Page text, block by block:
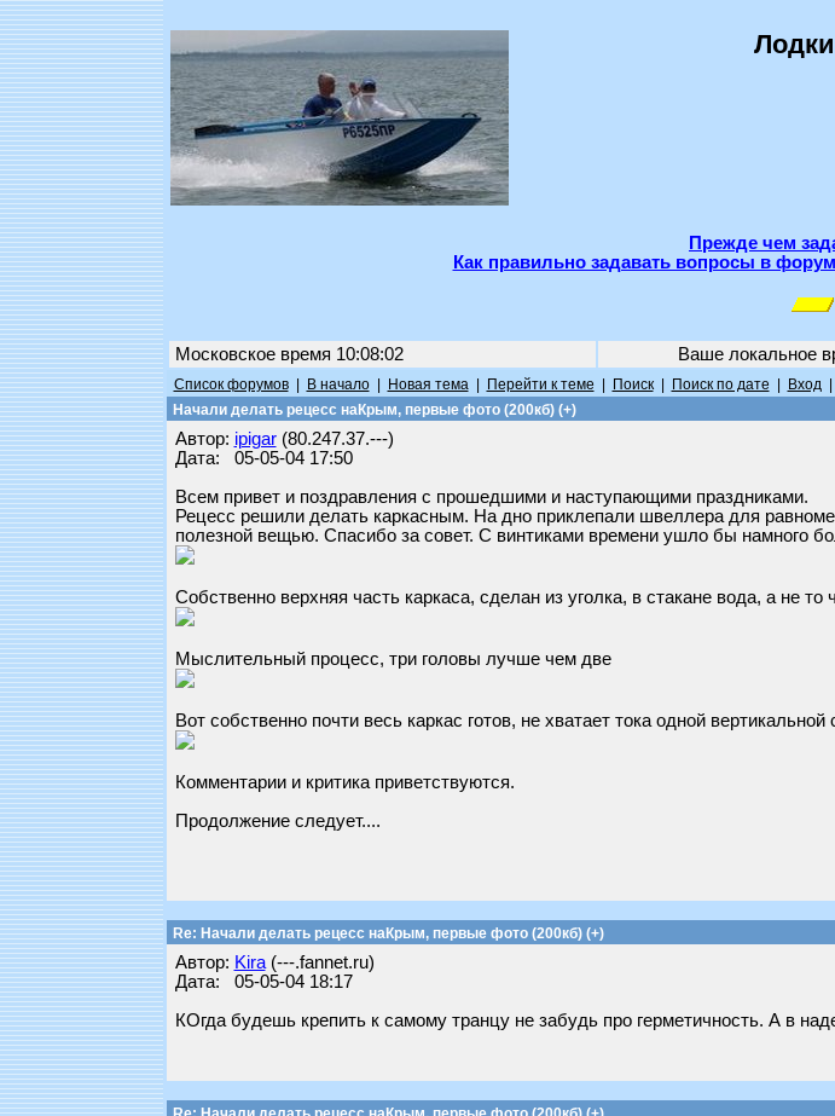
Прежде чем
Как правильно задавать вопросы в
Московское время 10:08:02 Ваше локальное
Список форумов| В начало| Новая тема| Перейти к теме Поиск| Поиск по дате Вход|
Начали делать рецесс наКрым, первые фото (200кб) (+)
Автор: ipigar(80.247.37.---)
Дата: 05-05-04 17:50
Всем привет и поздравления с прошедшими и наступающими праздниками.
Рецесс решили делать каркасным. На дно приклепали швеллера для
полезной вещью. Спасибо за совет. С винтиками времени ушло бы намного
Собственно верхняя часть каркаса, сделан из уголка, в стакане вода, а не
Мыслительный процесс, три головы лучше чем две
Вот собственно почти весь каркас готов, не хватает тока одной
Комментарии и критика приветствуются.
Продолжение следует....
Re: Начали делать рецесс наКрым, первые фото (200кб) (+)
Автор: Kira(---.fannet.ru)
Дата: 05-05-04 18:17
КОгда будешь крепить к самому транцу не забудь про герметичность. А в